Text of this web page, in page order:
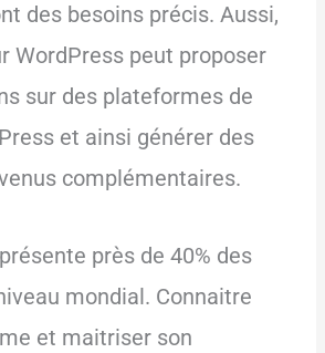
des besoins précis. Aussi,
WordPress peut proposer
sur des plateformes de
et ainsi générer des
complémentaires.
près de 40% des
mondial. Connaitre
et maitriser son